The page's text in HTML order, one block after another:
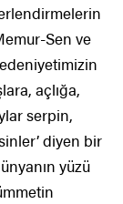
Sen ve
açlığa,
serpin,
diyen bir
yüzü